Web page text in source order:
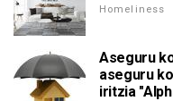
Homeliness
Aseguru
aseguru
iritzia